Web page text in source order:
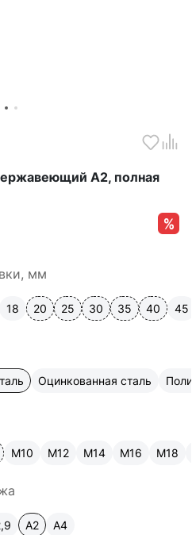
А2, полная
мм
18 20 25 30 35 40 45
Оцинкованная сталь
М10 М12 М14 М16 М18
A2 А4